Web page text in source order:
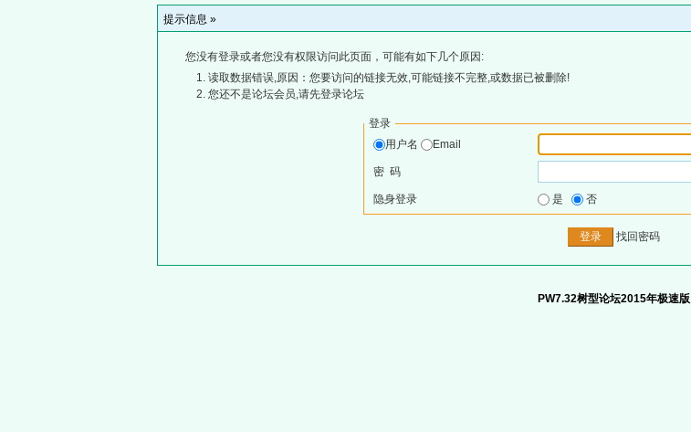
提示信息 »
您没有登录或者您没有权限访问此页面，可能有如下几个原因:
读取数据错误,原因：您要访问的链接无效,可能链接不完整,或数据已被删除!
您还不是论坛会员,请先登录论坛
登录
用户名
Email
密 码
隐身登录 是 否
找回密码
PW7.32树型论坛2015年极速版